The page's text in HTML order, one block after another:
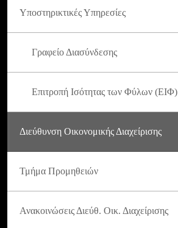
Υποστηρικτικές Υπηρεσίες
Γραφείο Διασύνδεσης
Επιτροπή Ισότητας των Φύλων (ΕΙΦ)
Διεύθυνση Οικονομικής Διαχείρισης
Τμήμα Προμηθειών
Ανακοινώσεις Διεύθ. Οικ. Διαχείρισης